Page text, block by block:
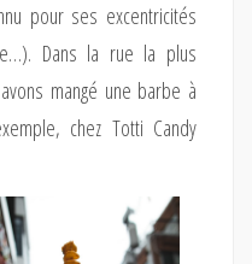
pour ses excentricités
Dans la rue la plus
mangé une barbe à
chez Totti Candy